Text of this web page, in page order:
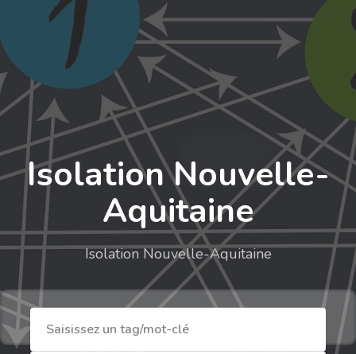
Isolation Nouvelle-
Aquitaine
Isolation Nouvelle-Aquitaine